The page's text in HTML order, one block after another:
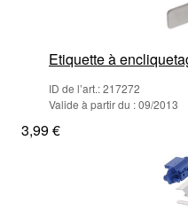
Etiquette à
ID de l’art.: 217272
Valide à partir du : 09/2013
3,99 €